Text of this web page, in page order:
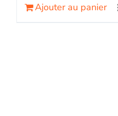
Ajouter au panier